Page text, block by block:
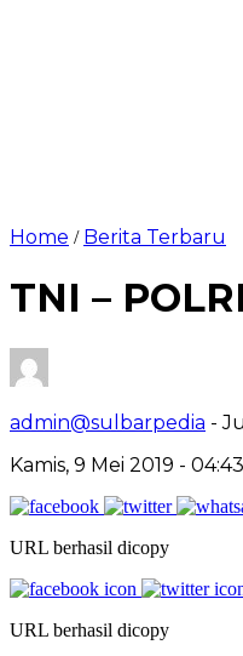
Home / Berita Terbaru
TNI –
admin@sulbarpedia -
Kamis, 9 Mei 2019 -
URL berhasil dicopy
URL berhasil dicopy